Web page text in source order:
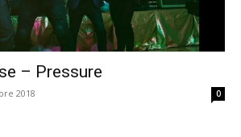
– Pressure
2018 0